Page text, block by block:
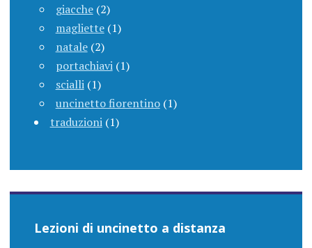
giacche (2)
magliette (1)
natale (2)
portachiavi (1)
scialli (1)
uncinetto fiorentino (1)
traduzioni (1)
Lezioni di uncinetto a distanza